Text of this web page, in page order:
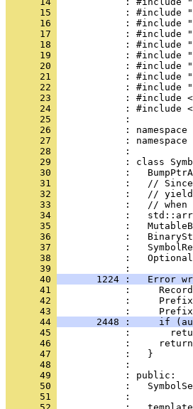
      15
      16
      17
      18
      19
      20
      21
      22
      23
      24
      25
      26
      27
      28
      29
      30
      31
      32
      33
      34
      35
      36
      37
      38
      39
      40
1224 :   Error
      41
      42
      43
      44
2448 :     if
      45
      46
      47
      48
      49
      50
      51
            :